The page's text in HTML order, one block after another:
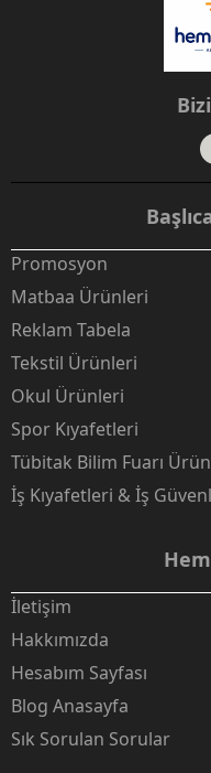
Promosyon
Matbaa Ürünleri
Reklam Tabela
Tekstil Ürünleri
Okul Ürünleri
Spor Kıyafetleri
Tübitak Bilim Fuarı
İş Kıyafetleri & İş
İletişim
Hakkımızda
Hesabım Sayfası
Blog Anasayfa
Sık Sorulan Sorular